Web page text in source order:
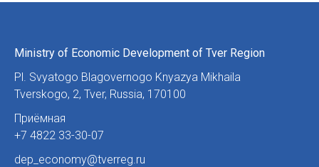
Ministry of Economic Development of Tver Region
Pl. Svyatogo Blagovernogo Knyazya Mikhaila
Tverskogo, 2, Tver, Russia, 170100
Приёмная
+7 4822 33-30-07
dep_economy@tverreg.ru